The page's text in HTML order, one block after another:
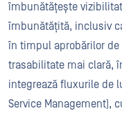
îmbunătățește
îmbunătățită, inclusiv
în timpul aprobărilor de
trasabilitate mai clară,
integrează fluxurile de
Service Management),